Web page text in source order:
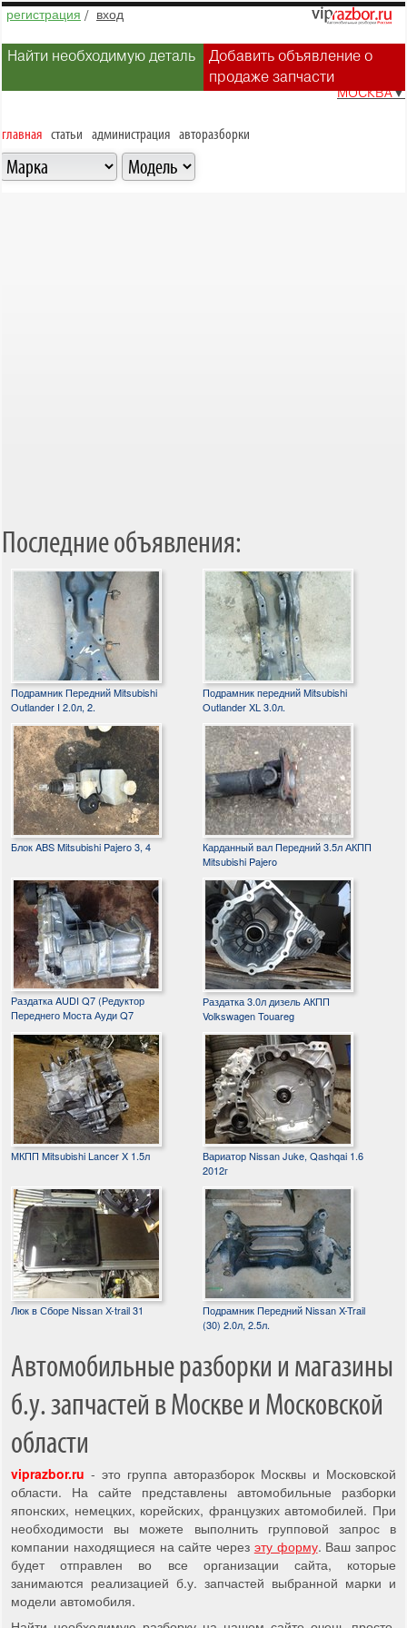
регистрация / вход
Найти необходимую деталь
Добавить объявление о
продаже запчасти
МОСКВА▼
главная статьи администрация авторазборки
Последние объявления:
Подрамник Передний Mitsubishi
Outlander I 2.0л, 2.
Подрамник передний Mitsubishi
Outlander XL 3.0л.
Блок ABS Mitsubishi Pajero 3, 4
Карданный вал Передний 3.5л АКПП
Mitsubishi Pajero
Раздатка AUDI Q7 (Редуктор
Переднего Моста Ауди Q7
Раздатка 3.0л дизель АКПП
Volkswagen Touareg
МКПП Mitsubishi Lancer X 1.5л
Вариатор Nissan Juke, Qashqai 1.6
2012г
Люк в Сборе Nissan X-trail 31
Подрамник Передний Nissan X-Trail
(30) 2.0л, 2.5л.
Автомобильные разборки и магазины
б.у. запчастей в Москве и Московской
области
viprazbor.ru - это группа авторазборок Москвы и Московской
области. На сайте представлены автомобильные разборки
японских, немецких, корейских, французких автомобилей. При
необходимости вы можете выполнить групповой запрос в
компании находящиеся на сайте через эту форму. Ваш запрос
будет отправлен во все организации сайта, которые
занимаются реализацией б.у. запчастей выбранной марки и
модели автомобиля.